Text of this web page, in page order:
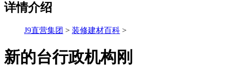
详情介绍
J9直营集团 > 装修建材百科 >
新的台行政机构刚